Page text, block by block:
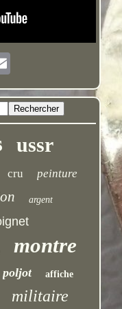
ussr
cru peinture
argent
montre
poljot affiche
militaire